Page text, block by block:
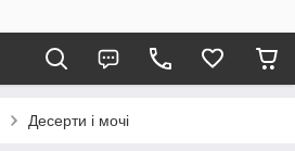
Десерти і мочі